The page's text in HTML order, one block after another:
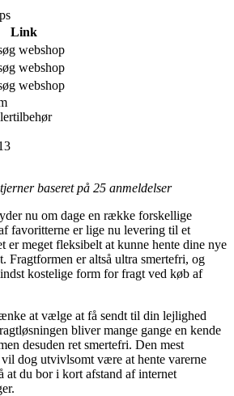
Link
webshop
webshop
webshop
baseret på 25 anmeldelser
nu om dage en række forskellige
favoritterne er lige nu levering til et
er meget fleksibelt at kunne hente dine nye
Fragtformen er altså ultra smertefri, og
kostelige form for fragt ved køb af
at vælge at få sendt til din lejlighed
bliver mange gange en kende
desuden ret smertefri. Den mest
dog utvivlsomt være at hente varerne
at du bor i kort afstand af internet